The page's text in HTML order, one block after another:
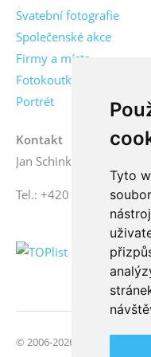
Tyto
Svatební fotografie
Společenské akce
Firmy a místa
Fotokoutky
Portrét
Kontakt
Jan Schinko jr., fotograf
Tel.: +420 776 771 000
© 2006-2026 FotoSchinko,